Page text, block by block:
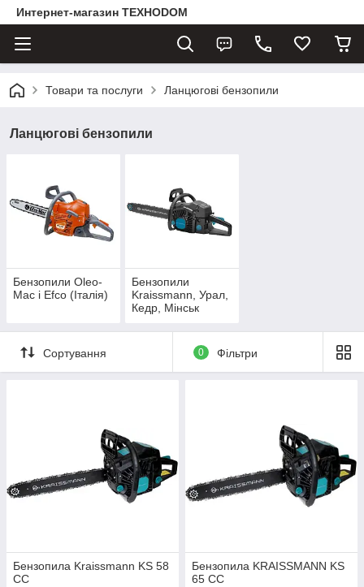
Интернет-магазин ТЕХНОDOM
Товари та послуги Ланцюгові бензопили
Ланцюгові бензопили
Бензопили Oleo-
Mac і Efco (Італія)
Бензопили
Kraissmann, Урал,
Кедр, Мінськ
Сортування 0 Фільтри
Бензопила Kraissmann KS 58
СС
Бензопила KRAISSMANN KS
65 CC